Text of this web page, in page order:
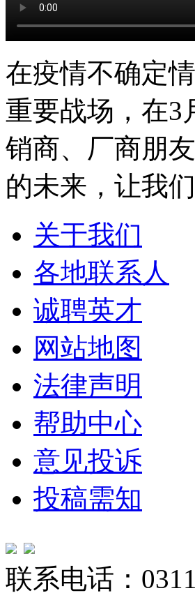
在疫情不确定
重要战场，在3
销商、厂商朋
的未来，让我
关于我们
各地联系人
诚聘英才
网站地图
法律声明
帮助中心
意见投诉
投稿需知
联系电话：